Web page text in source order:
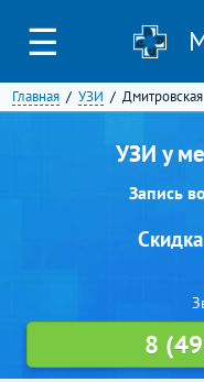
☰
Главная УЗИ Дмитровская
УЗИ у
Запись
8